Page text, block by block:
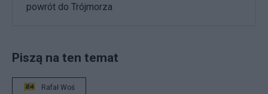
powrót do Trójmorza
Piszą na ten temat
Rafał Woś